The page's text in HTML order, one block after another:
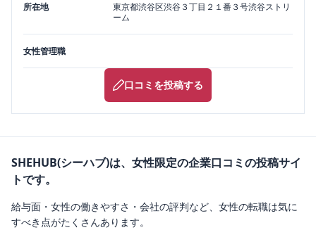
所在地 東京都渋谷区渋谷３丁目２１番３号渋谷ストリ
ーム
女性管理職
口コミを投稿する
SHEHUB(シーハブ)は、女性限定の企業口コミの投稿サイ
トです。
給与面・女性の働きやすさ・会社の評判など、女性の転職は気に
すべき点がたくさんあります。